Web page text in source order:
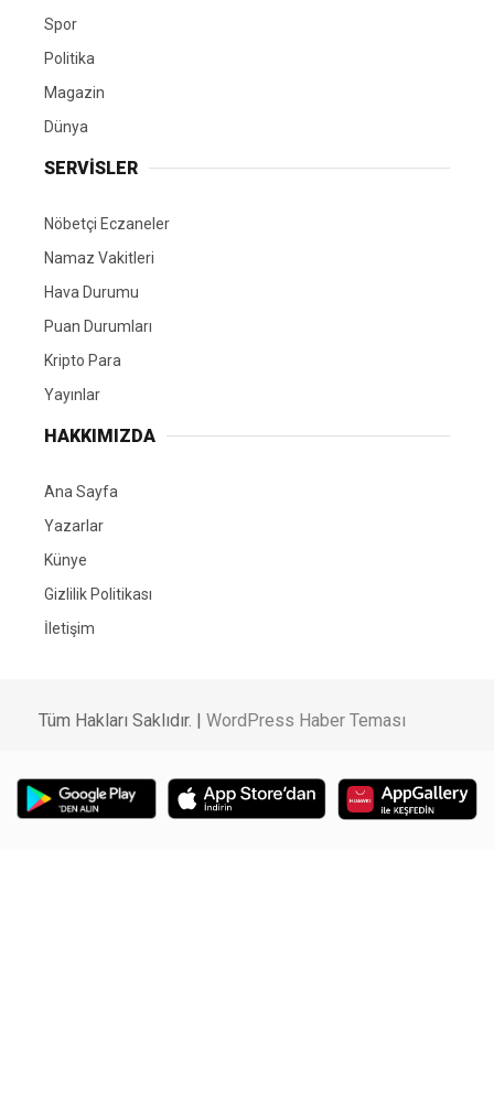
Spor
Politika
Magazin
Dünya
SERVİSLER
Nöbetçi Eczaneler
Namaz Vakitleri
Hava Durumu
Puan Durumları
Kripto Para
Yayınlar
HAKKIMIZDA
Ana Sayfa
Yazarlar
Künye
Gizlilik Politikası
İletişim
Tüm Hakları Saklıdır. | WordPress Haber Teması